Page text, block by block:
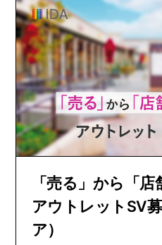
「売る」から「店
アウトレットSV
ア）